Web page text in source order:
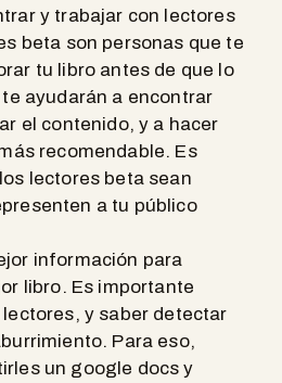
y trabajar con lectores
beta son personas que te
tu libro antes de que lo
ayudarán a encontrar
el contenido, y a hacer
recomendable. Es
lectores beta sean
a tu público
información para
libro. Es importante
y saber detectar
Para eso,
un google docs y